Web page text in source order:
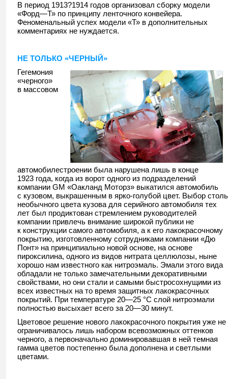
В период 1913?1914 годов организовал сборку модели
«Форд—Т» по принципу ленточного конвейера.
Феноменальный успех модели «Т» в дополнительных
комментариях не нуждается.
НЕ ТОЛЬКО «ЧЕРНЫЙ»
Гегемония
«черного»
в массовом
автомобилестроении была нарушена лишь в конце
1923 года, когда из ворот одного из подразделений
компании GM «Оакланд Моторз» выкатился автомобиль
с кузовом, выкрашенным в ярко-голубой цвет. Выбор столь
необычного цвета кузова для серийного автомобиля тех
лет был продиктован стремлением руководителей
компании привлечь внимание широкой публики не
к конструкции самого автомобиля, а к его лакокрасочному
покрытию, изготовленному сотрудниками компании «Дю
Понт» на принципиально новой основе, на основе
пироксилина, одного из видов нитрата целлюлозы, ныне
хорошо нам известного как нитроэмаль. Эмали этого вида
обладали не только замечательными декоративными
свойствами, но они стали и самыми быстросохнущими из
всех известных на то время защитных лакокрасочных
покрытий. При температуре 20—25 °С слой нитроэмали
полностью высыхает всего за 20—30 минут.
Цветовое решение нового лакокрасочного покрытия уже не
ограничивалось лишь набором всевозможных оттенков
черного, а первоначально доминировавшая в ней темная
гамма цветов постепенно была дополнена и светлыми
цветами.